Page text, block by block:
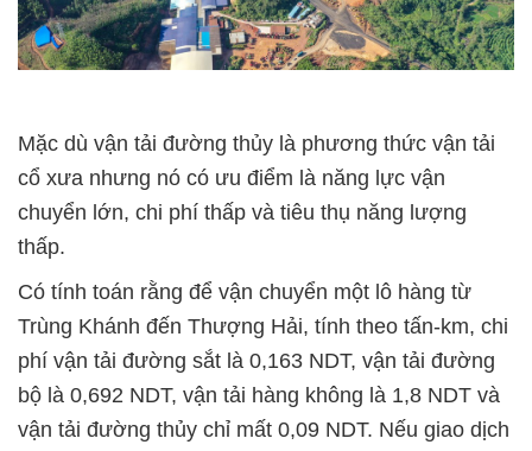
Mặc dù vận tải đường thủy là phương thức vận tải
cổ xưa nhưng nó có ưu điểm là năng lực vận
chuyển lớn, chi phí thấp và tiêu thụ năng lượng
thấp.
Có tính toán rằng để vận chuyển một lô hàng từ
Trùng Khánh đến Thượng Hải, tính theo tấn-km, chi
phí vận tải đường sắt là 0,163 NDT, vận tải đường
bộ là 0,692 NDT, vận tải hàng không là 1,8 NDT và
vận tải đường thủy chỉ mất 0,09 NDT. Nếu giao dịch